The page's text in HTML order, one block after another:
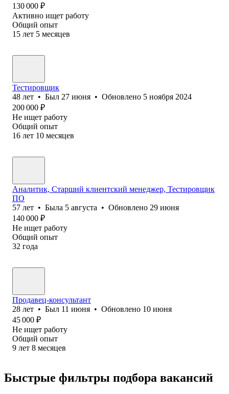
130 000 ₽
Активно ищет работу
Общий опыт
15 лет 5 месяцев
Тестировщик
48 лет • Был 27 июня • Обновлено 5 ноября 2024
200 000 ₽
Не ищет работу
Общий опыт
16 лет 10 месяцев
Аналитик, Старший клиентский менеджер, Тестировщик
ПО
57 лет • Была 5 августа • Обновлено 29 июня
140 000 ₽
Не ищет работу
Общий опыт
32 года
Продавец-консультант
28 лет • Был 11 июня • Обновлено 10 июня
45 000 ₽
Не ищет работу
Общий опыт
9 лет 8 месяцев
Быстрые фильтры подбора вакансий